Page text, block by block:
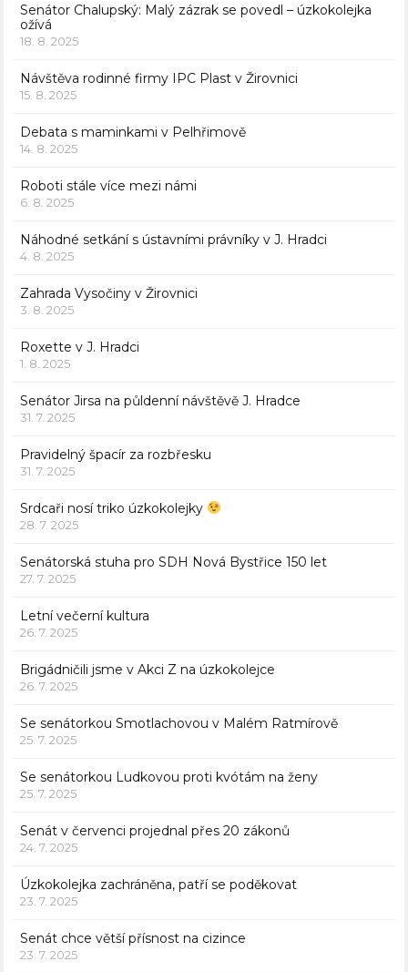
Senátor Chalupský: Malý zázrak se povedl – úzkokolejka
ožívá
18. 8. 2025
Návštěva rodinné firmy IPC Plast v Žirovnici
15. 8. 2025
Debata s maminkami v Pelhřimově
14. 8. 2025
Roboti stále více mezi námi
6. 8. 2025
Náhodné setkání s ústavními právníky v J. Hradci
4. 8. 2025
Zahrada Vysočiny v Žirovnici
3. 8. 2025
Roxette v J. Hradci
1. 8. 2025
Senátor Jirsa na půldenní návštěvě J. Hradce
31. 7. 2025
Pravidelný špacír za rozbřesku
31. 7. 2025
Srdcaři nosí triko úzkokolejky
28. 7. 2025
Senátorská stuha pro SDH Nová Bystřice 150 let
27. 7. 2025
Letní večerní kultura
26. 7. 2025
Brigádničili jsme v Akci Z na úzkokolejce
26. 7. 2025
Se senátorkou Smotlachovou v Malém Ratmírově
25. 7. 2025
Se senátorkou Ludkovou proti kvótám na ženy
25. 7. 2025
Senát v červenci projednal přes 20 zákonů
24. 7. 2025
Úzkokolejka zachráněna, patří se poděkovat
23. 7. 2025
Senát chce větší přísnost na cizince
23. 7. 2025